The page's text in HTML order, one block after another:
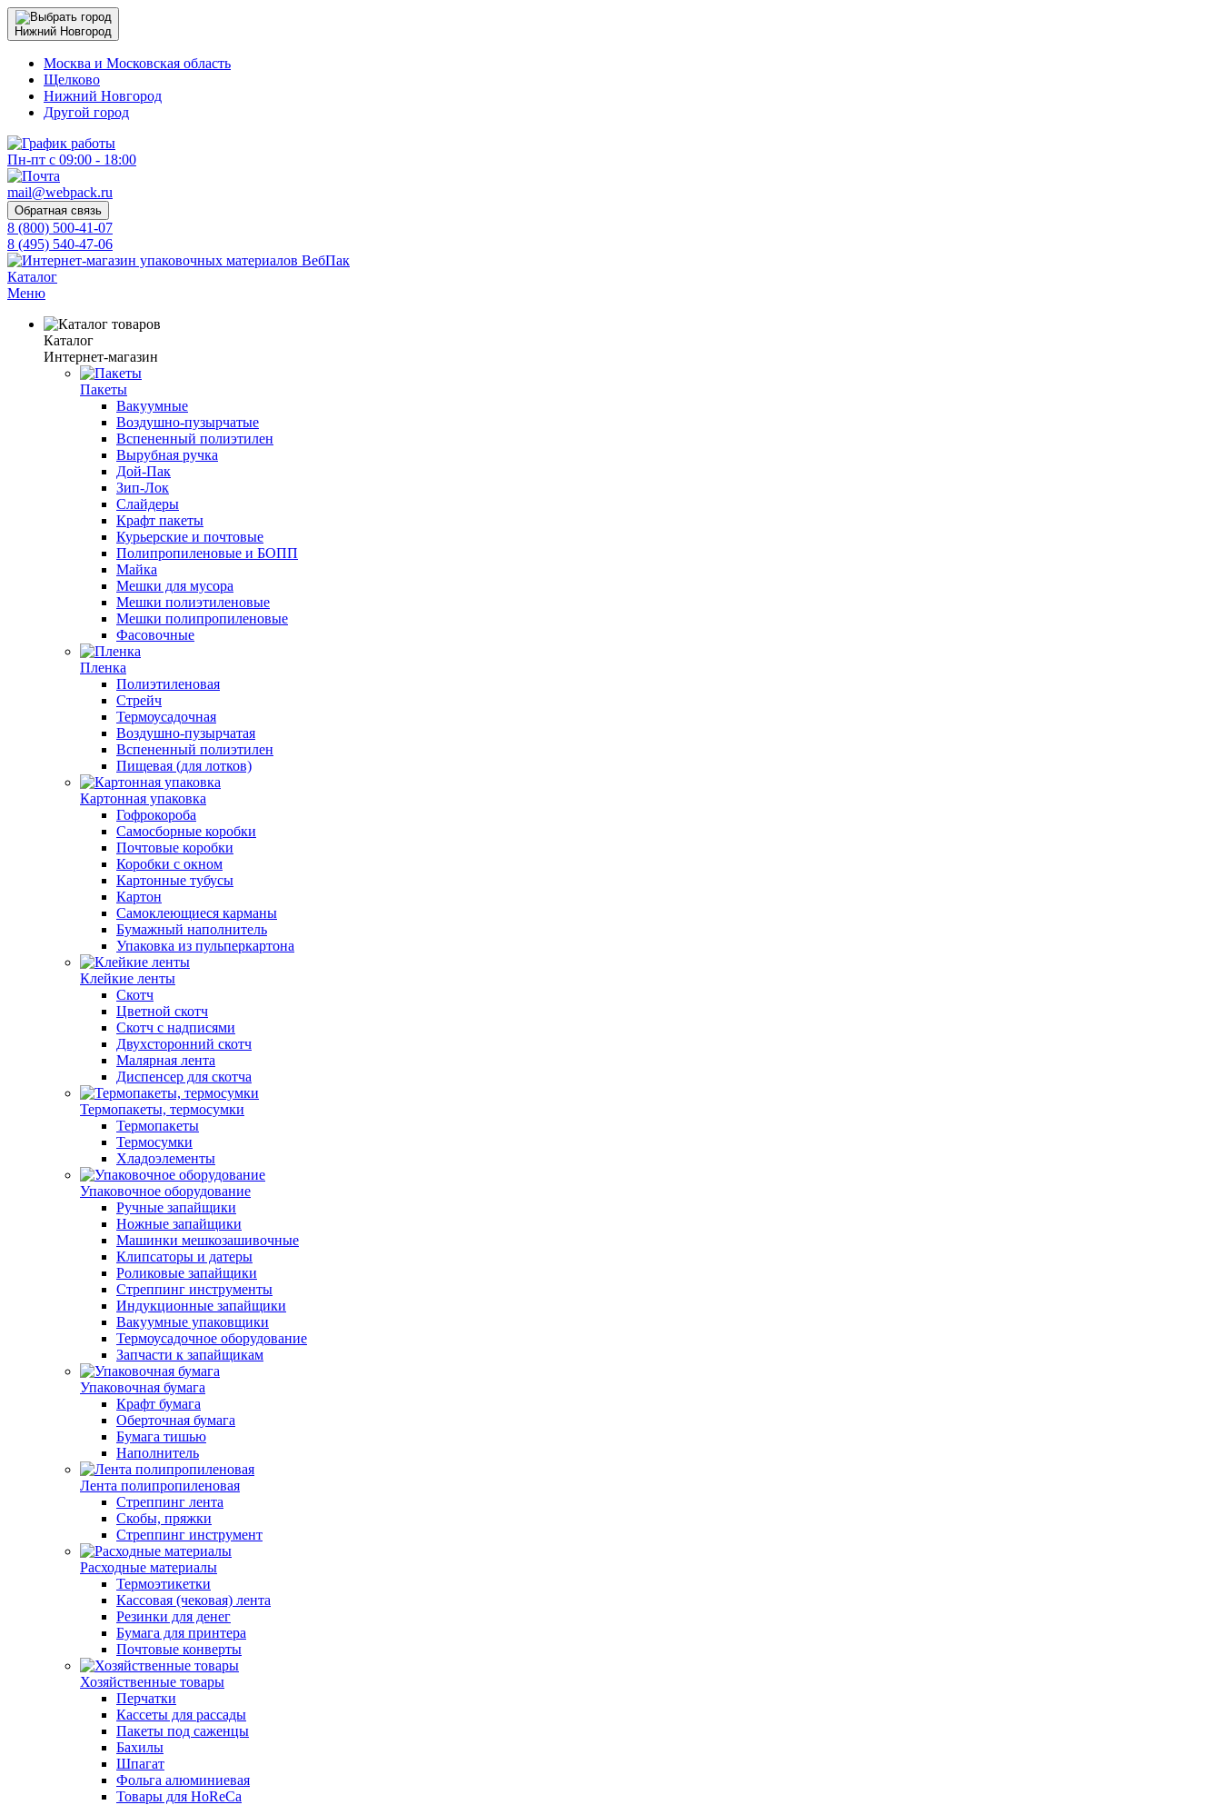
Нижний Новгород
Москва и Московская область
Щелково
Нижний Новгород
Другой город
Пн-пт с 09:00 - 18:00
mail@webpack.ru
Обратная связь
8 (800) 500-41-07
8 (495) 540-47-06
Каталог
Меню
Каталог
Интернет-магазин
Пакеты
Вакуумные
Воздушно-пузырчатые
Вспененный полиэтилен
Вырубная ручка
Дой-Пак
Зип-Лок
Слайдеры
Крафт пакеты
Курьерские и почтовые
Полипропиленовые и БОПП
Майка
Мешки для мусора
Мешки полиэтиленовые
Мешки полипропиленовые
Фасовочные
Пленка
Полиэтиленовая
Стрейч
Термоусадочная
Воздушно-пузырчатая
Вспененный полиэтилен
Пищевая (для лотков)
Картонная упаковка
Гофрокороба
Самосборные коробки
Почтовые коробки
Коробки с окном
Картонные тубусы
Картон
Самоклеющиеся карманы
Бумажный наполнитель
Упаковка из пульперкартона
Клейкие ленты
Скотч
Цветной скотч
Скотч с надписями
Двухсторонний скотч
Малярная лента
Диспенсер для скотча
Термопакеты, термосумки
Термопакеты
Термосумки
Хладоэлементы
Упаковочное оборудование
Ручные запайщики
Ножные запайщики
Машинки мешкозашивочные
Клипсаторы и датеры
Роликовые запайщики
Стреппинг инструменты
Индукционные запайщики
Вакуумные упаковщики
Термоусадочное оборудование
Запчасти к запайщикам
Упаковочная бумага
Крафт бумага
Оберточная бумага
Бумага тишью
Наполнитель
Лента полипропиленовая
Стреппинг лента
Скобы, пряжки
Стреппинг инструмент
Расходные материалы
Термоэтикетки
Кассовая (чековая) лента
Резинки для денег
Бумага для принтера
Почтовые конверты
Хозяйственные товары
Перчатки
Кассеты для рассады
Пакеты под саженцы
Бахилы
Шпагат
Фольга алюминиевая
Товары для HoReCa